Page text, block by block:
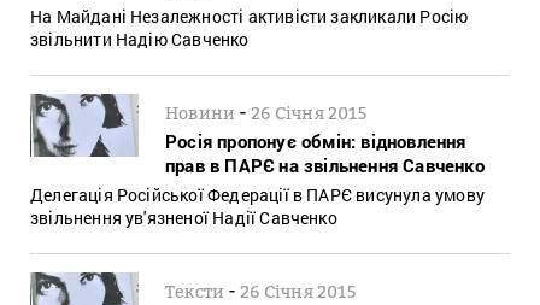
На Майдані Незалежності активісти закликали Росію
звільнити Надію Савченко
Новини -26 Січня 2015
Росія пропонує обмін: відновлення
прав в ПАРЄ на звільнення Савченко
Делегація Російської Федерації в ПАРЄ висунула умову
звільнення ув'язненої Надії Савченко
Тексти -26 Січня 2015